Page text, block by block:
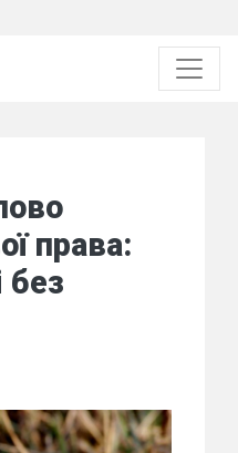
права:
без